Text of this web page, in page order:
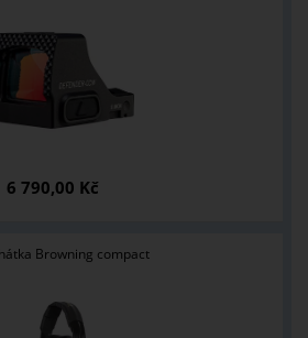
6 790,00 Kč
Browning compact